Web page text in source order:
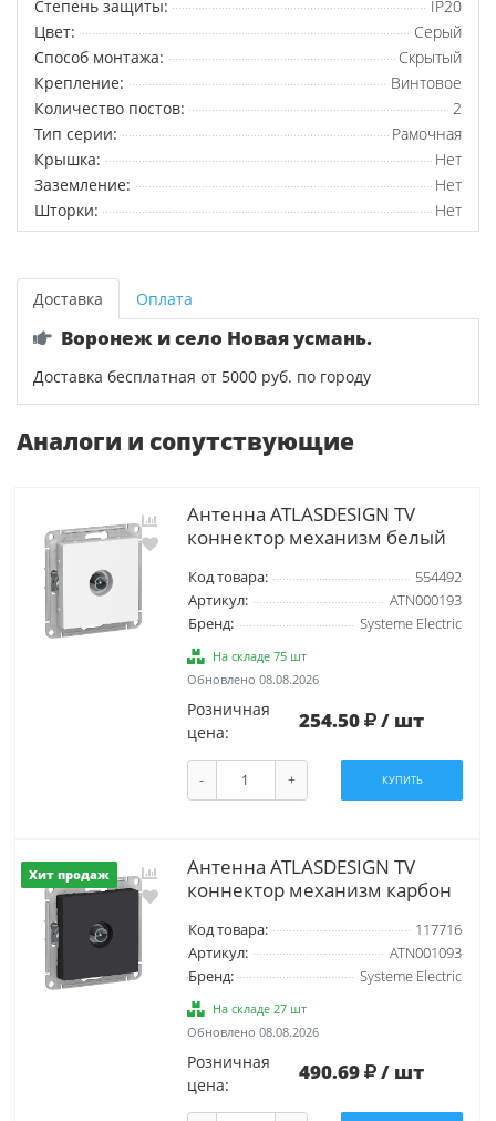
Степень защиты:
IP20
Цвет:
Серый
Способ монтажа:
Скрытый
Крепление:
Винтовое
Количество постов:
2
Тип серии:
Рамочная
Крышка:
Нет
Заземление:
Нет
Шторки:
Нет
Доставка Оплата
Воронеж и село Новая усмань.
Доставка бесплатная от 5000 руб. по городу
Аналоги и сопутствующие
Антенна ATLASDESIGN TV
коннектор механизм белый
Код товара:
554492
Артикул:
ATN000193
Бренд:
Systeme Electric
На складе 75 шт
Обновлено 08.08.2026
Розничная
цена:
254.50 / шт
- + КУПИТЬ
Хит продаж
Антенна ATLASDESIGN TV
коннектор механизм карбон
Код товара:
117716
Артикул:
ATN001093
Бренд:
Systeme Electric
На складе 27 шт
Обновлено 08.08.2026
Розничная
цена:
490.69 / шт